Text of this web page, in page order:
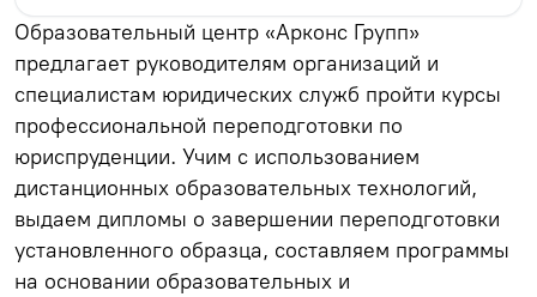
Образовательный центр «Арконс Групп»
предлагает руководителям организаций и
специалистам юридических служб пройти курсы
профессиональной переподготовки по
юриспруденции. Учим с использованием
дистанционных образовательных технологий,
выдаем дипломы о завершении переподготовки
установленного образца, составляем программы
на основании образовательных и